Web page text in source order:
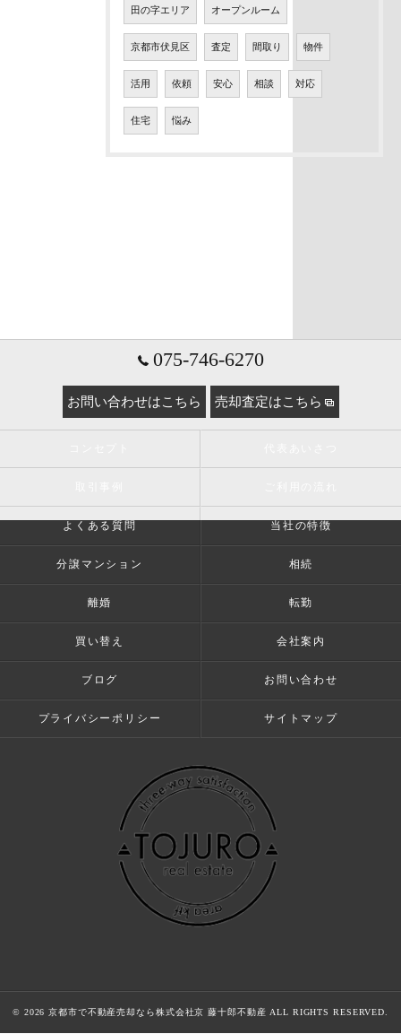
田の字エリア オープンルーム
京都市伏見区 査定 間取り 物件
活用 依頼 安心 相談 対応
住宅 悩み
075-746-6270
お問い合わせはこちら 売却査定はこちら
よくある質問 当社の特徴
分譲マンション 相続
離婚 転勤
買い替え 会社案内
ブログ お問い合わせ
プライバシーポリシー サイトマップ
© 2026 京都市で不動産売却なら株式会社京 藤十郎不動産 ALL RIGHTS RESERVED.